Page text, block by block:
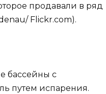
продавали в ряд
Flickr.com).
бассейны с
путем испарения.